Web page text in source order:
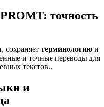
точность
сохраняет терминологию и
и точные переводы для
текстов..
и